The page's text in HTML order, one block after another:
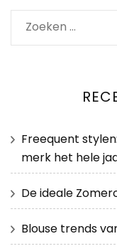
Zoeken
naar:
Freequent
merk het hele
De ideale
Blouse trends